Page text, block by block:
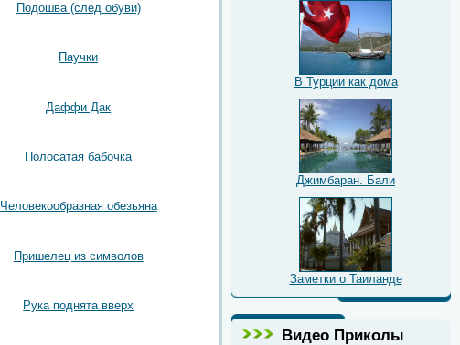
Подошва (след обуви)
Паучки
Даффи Дак
Полосатая бабочка
Человекообразная обезьяна
Пришелец из символов
Рука поднята вверх
В Турции как дома
Джимбаран. Бали
Заметки о Таиланде
Видео Приколы